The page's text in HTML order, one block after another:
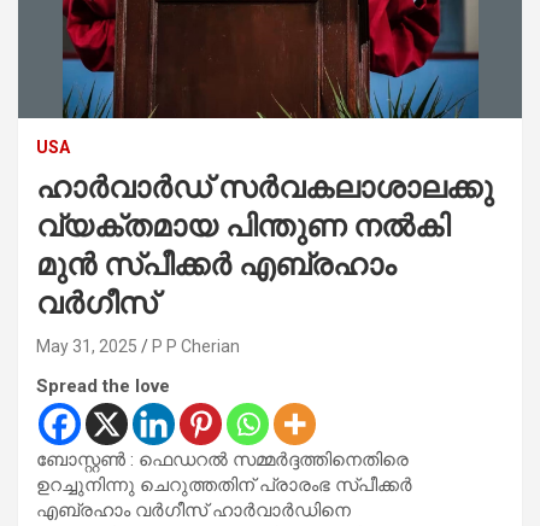
USA
ഹാർവാർഡ് സർവകലാശാലക്കു
വ്യക്തമായ പിന്തുണ നൽകി
മുൻ സ്പീക്കർ എബ്രഹാം
വർഗീസ്
May 31, 2025 P P Cherian
Spread the love
ബോസ്റ്റൺ : ഫെഡറൽ സമ്മർദ്ദത്തിനെതിരെ
ഉറച്ചുനിന്നു ചെറുത്തതിന് പ്രാരംഭ സ്പീക്കർ
എബ്രഹാം വർഗീസ് ഹാർവാർഡിനെ